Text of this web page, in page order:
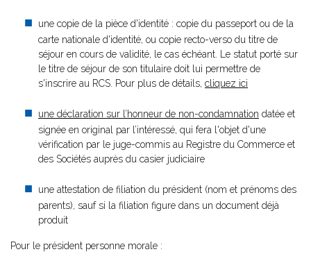
une copie de la pièce d'identité : copie du passeport ou de la
carte nationale d'identité, ou copie recto-verso du titre de
séjour en cours de validité, le cas échéant. Le statut porté sur
le titre de séjour de son titulaire doit lui permettre de
s'inscrire au RCS. Pour plus de détails, cliquez ici
une déclaration sur l’honneur de non-condamnation datée et
signée en original par l’intéressé, qui fera l'objet d'une
vérification par le juge-commis au Registre du Commerce et
des Sociétés auprès du casier judiciaire
une attestation de filiation du président (nom et prénoms des
parents), sauf si la filiation figure dans un document déjà
produit
Pour le président personne morale :